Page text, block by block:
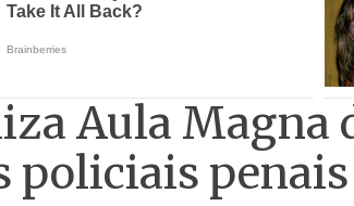
Aula Magna
policiais penais